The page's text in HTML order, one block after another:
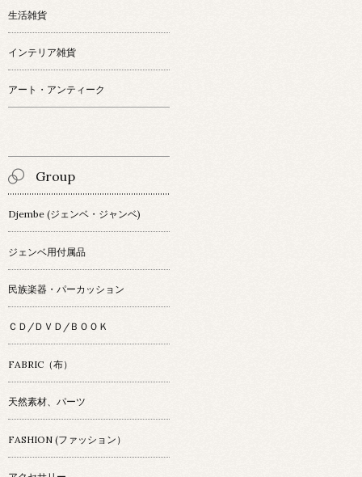
生活雑貨
インテリア雑貨
アート・アンティーク
Group
Djembe (ジェンベ・ジャンベ)
ジェンベ用付属品
民族楽器・パーカッション
ＣＤ/ＤＶＤ/ＢＯＯＫ
FABRIC（布）
天然素材、パーツ
FASHION (ファッション）